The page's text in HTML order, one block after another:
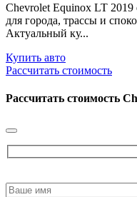
Chevrolet Equinox LT 2019
для города, трассы и
Актуальный ку...
Купить авто
Рассчитать стоимость
Рассчитать стоимость
leave